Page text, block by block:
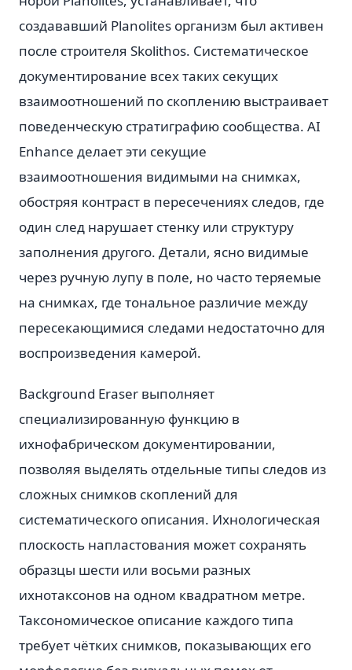
создававший Planolites организм был активен
после строителя Skolithos. Систематическое
документирование всех таких секущих
взаимоотношений по скоплению выстраивает
поведенческую стратиграфию сообщества. AI
Enhance делает эти секущие
взаимоотношения видимыми на снимках,
обостряя контраст в пересечениях следов, где
один след нарушает стенку или структуру
заполнения другого. Детали, ясно видимые
через ручную лупу в поле, но часто теряемые
на снимках, где тональное различие между
пересекающимися следами недостаточно для
воспроизведения камерой.
Background Eraser выполняет
специализированную функцию в
ихнофабрическом документировании,
позволяя выделять отдельные типы следов из
сложных снимков скоплений для
систематического описания. Ихнологическая
плоскость напластования может сохранять
образцы шести или восьми разных
ихнотаксонов на одном квадратном метре.
Таксономическое описание каждого типа
требует чётких снимков, показывающих его